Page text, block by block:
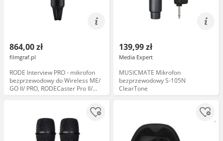
864,00 zł
filmgraf.pl
RODE Interview PRO - mikrofon
bezprzewodowy do Wireless ME/
GO II/ PRO, RODECaster Pro II/
Duo
139,99 zł
Media Expert
MUSICMATE Mikrofon
bezprzewodowy S-105N
ClearTone